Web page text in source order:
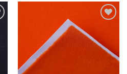
Add to
wishlist